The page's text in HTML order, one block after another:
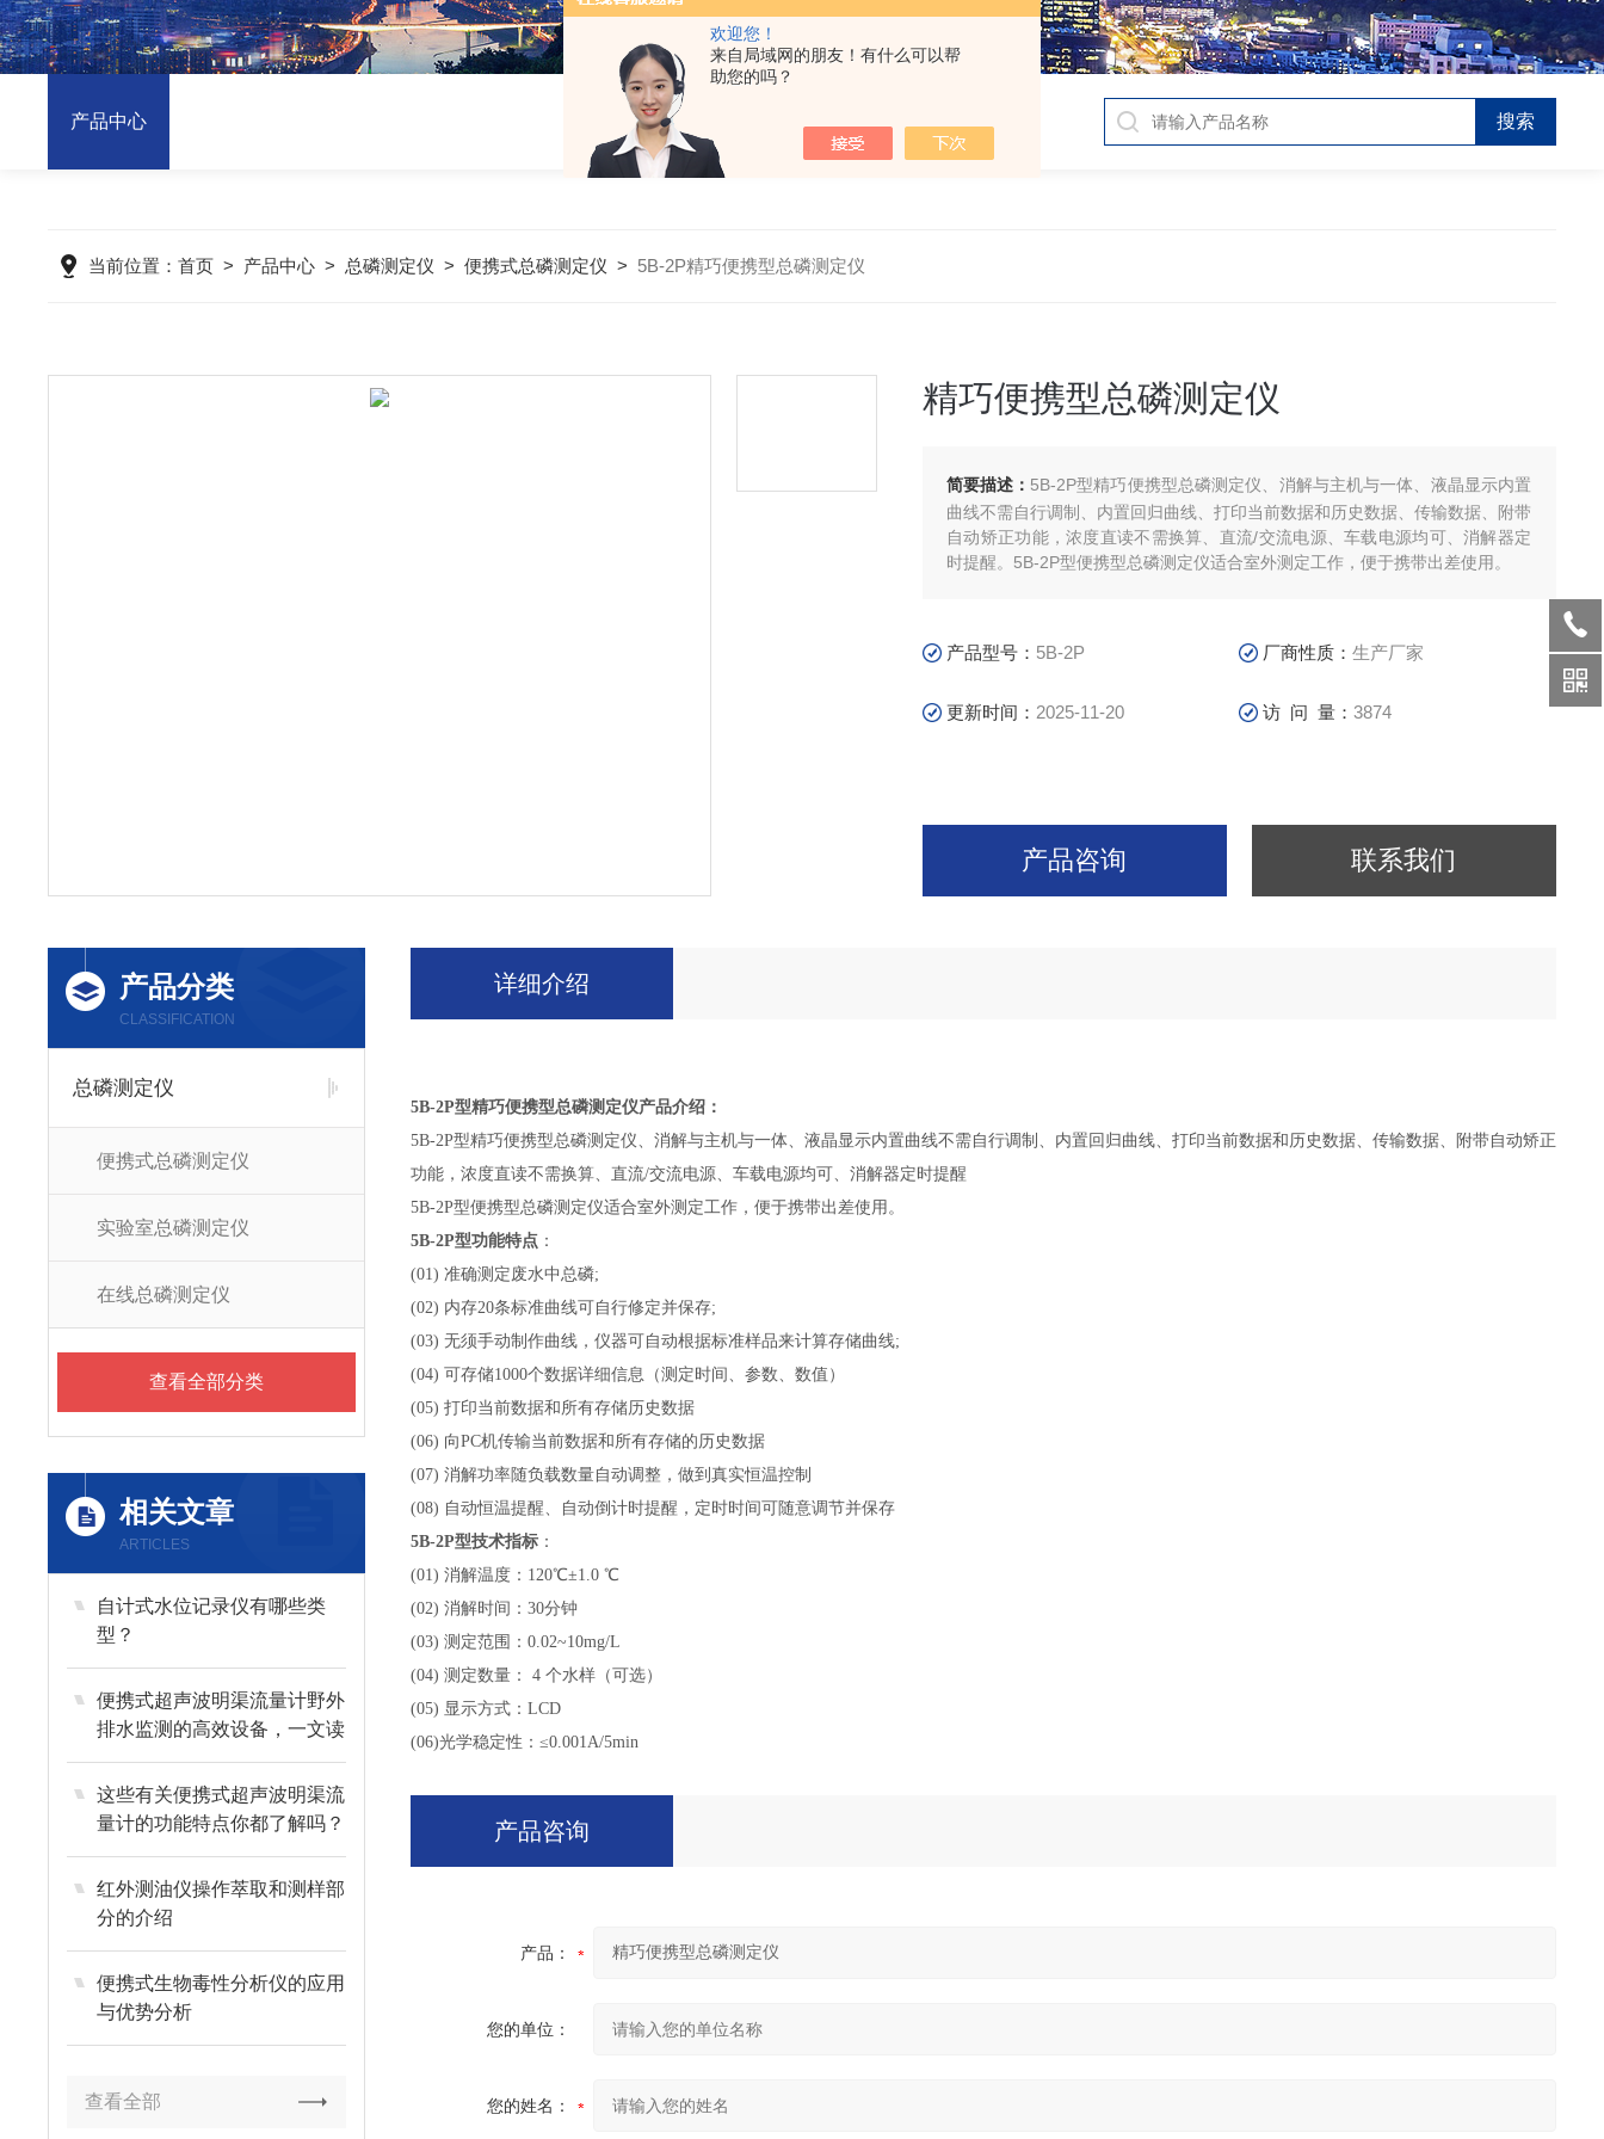
欢迎您！
来自局域网的朋友！有什么可以帮
助您的吗？
产品中心
当前位置：首页 > 产品中心 > 总磷测定仪 >便携式总磷测定仪 > 5B-2P精巧便携型总磷测定仪
精巧便携型总磷测定仪
简要描述： 5B-2P型精巧便携型总磷测定仪、消解与主机与一体、液晶显示内置
曲线不需自行调制、内置回归曲线、打印当前数据和历史数据、传输数据、附带
自动矫正功能，浓度直读不需换算、直流/交流电源、车载电源均可、消解器定
时提醒。5B-2P型便携型总磷测定仪适合室外测定工作，便于携带出差使用。
产品型号： 5B-2P 厂商性质：生产厂家
更新时间： 2025-11-20 访 问 量：3874
产品咨询 联系我们
产品分类
CLASSIFICATION
总磷测定仪
便携式总磷测定仪
实验室总磷测定仪
在线总磷测定仪
查看全部分类
相关文章
ARTICLES
自计式水位记录仪有哪些类
型？
便携式超声波明渠流量计野外
排水监测的高效设备，一文读
懂如何选
这些有关便携式超声波明渠流
量计的功能特点你都了解吗？
红外测油仪操作萃取和测样部
分的介绍
便携式生物毒性分析仪的应用
与优势分析
查看全部
详细介绍
5B-2P型精巧便携型总磷测定仪产品介绍：
5B-2P型精巧便携型总磷测定仪、消解与主机与一体、液晶显示内置曲线不需自行调制、内置回归曲线、打印当前数据和历史数据、传输数据、附带自动矫正
功能，浓度直读不需换算、直流/交流电源、车载电源均可、消解器定时提醒
5B-2P型便携型总磷测定仪适合室外测定工作，便于携带出差使用。
5B-2P型功能特点：
(01) 准确测定废水中总磷;
(02) 内存20条标准曲线可自行修定并保存;
(03) 无须手动制作曲线，仪器可自动根据标准样品来计算存储曲线;
(04) 可存储1000个数据详细信息（测定时间、参数、数值）
(05) 打印当前数据和所有存储历史数据
(06) 向PC机传输当前数据和所有存储的历史数据
(07) 消解功率随负载数量自动调整，做到真实恒温控制
(08) 自动恒温提醒、自动倒计时提醒，定时时间可随意调节并保存
5B-2P型技术指标：
(01) 消解温度：120℃±1.0 ℃
(02) 消解时间：30分钟
(03) 测定范围：0.02~10mg/L
(04) 测定数量： 4 个水样（可选）
(05) 显示方式：LCD
(06)光学稳定性：≤0.001A/5min
产品咨询
产品：
您的单位：
您的姓名：